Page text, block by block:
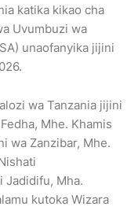
katika kikao cha
Uvumbuzi wa
unaofanyika jijini
wa Tanzania jijini
Mhe. Khamis
wa Zanzibar, Mhe.
Jadidifu, Mha.
kutoka Wizara